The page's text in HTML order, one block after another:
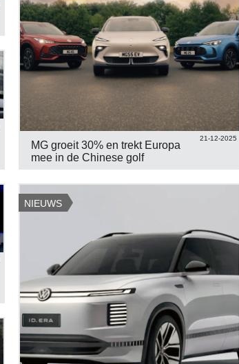
21-12-2025
MG groeit 30% en trekt Europa
mee in de Chinese golf
NIEUWS
Santoni for Mercedes AMG
BEKIJK 8 FOTO'S
BMW 1 prototype
BEKIJK 4 FOTO'S